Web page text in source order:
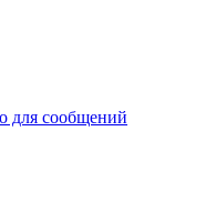
для сообщений